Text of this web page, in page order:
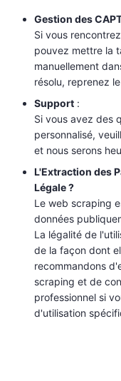
Gestion des
Si vous
pouvez mettre la
manuellement
résolu, reprenez
Support :
Si vous avez des
personnalisé,
et nous serons
L'Extraction des
Légale ?
Le web scraping
données
La légalité de
de la façon dont
recommandons
scraping et de
professionnel si
d'utilisation